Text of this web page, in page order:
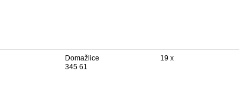
Domažlice
345 61
19 x